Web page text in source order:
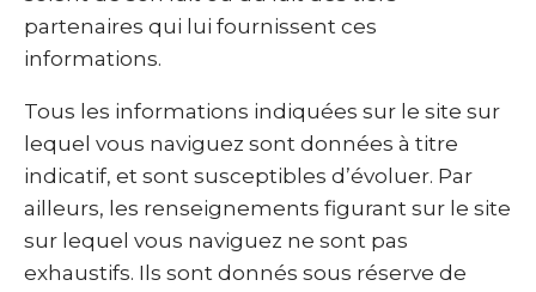
partenaires qui lui fournissent ces
informations.
Tous les informations indiquées sur le site sur
lequel vous naviguez sont données à titre
indicatif, et sont susceptibles d’évoluer. Par
ailleurs, les renseignements figurant sur le site
sur lequel vous naviguez ne sont pas
exhaustifs. Ils sont donnés sous réserve de